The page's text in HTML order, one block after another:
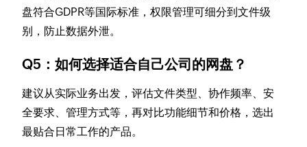
盘符合GDPR等国际标准，权限管理可细分到文件级
别，防止数据外泄。
Q5：如何选择适合自己公司的网盘？
建议从实际业务出发，评估文件类型、协作频率、安
全要求、管理方式等，再对比功能细节和价格，选出
最贴合日常工作的产品。